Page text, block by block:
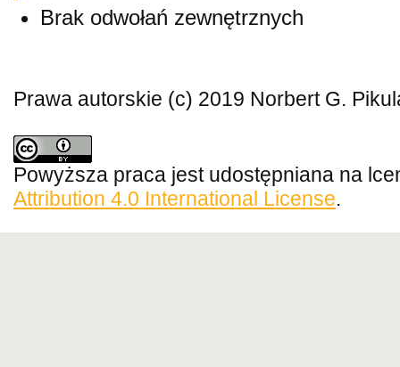
Brak odwołań zewnętrznych
Prawa autorskie (c) 2019 Norbert G.
Powyższa praca jest udostępniana na
Attribution 4.0 International License.